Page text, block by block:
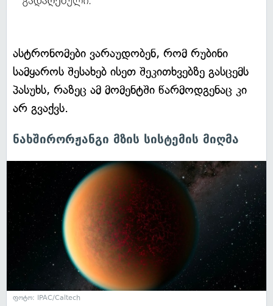
ასტრონომები ვარაუდობენ, რომ რუბინი
სამყაროს შესახებ ისეთ შეკითხვებზე გასცემს
პასუხს, რაზეც ამ მომენტში წარმოდგენაც კი
არ გვაქვს.
ნახშირორჟანგი მზის სისტემის მიღმა
ფოტო: IPAC/Caltech